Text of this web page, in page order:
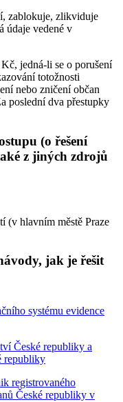
zablokuje, zlikviduje
údaje vedené v
jedná-li se o porušení
totožnosti
nebo zničení občan
poslední dva přestupky
(o řešení
z jiných zdrojů
(v hlavním městě Praze
jak je řešit
systému evidence
České republiky a
republiky
registrovaného
České republiky v